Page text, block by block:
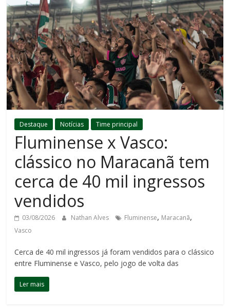
Destaque Notícias Time principal
Fluminense x Vasco:
clássico no Maracanã tem
cerca de 40 mil ingressos
vendidos
03/08/2026 Nathan Alves Fluminense, Maracanã,
Vasco
Cerca de 40 mil ingressos já foram vendidos para o clássico
entre Fluminense e Vasco, pelo jogo de volta das
Ler mais